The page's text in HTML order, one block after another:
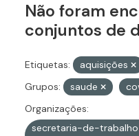
Não foram
conjuntos de
Etiquetas: aquisições
Grupos:
saude
Organizações:
secretaria-de-